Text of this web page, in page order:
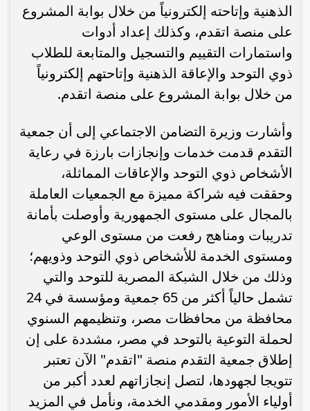
الذهنية وإتاحته إلكترونياً من خلال بوابة المشروع
على منصة اتقدم، وكذلك إعداد أدوات
واستمارات التقييم والتسجيل والمتابعة للطلاب
ذوي التوحد والإعاقة الذهنية وإتاحتهم إلكترونياً
من خلال بوابة المشروع على منصة اتقدم.
وأشارت وزيرة التضامن الاجتماعي إلى أن جمعية
التقدم قدمت خدمات وإنجازات بارزة في رعاية
الأشخاص ذوي التوحد والإعاقات المماثلة،
وحققت فيه شراكة مميزة مع الجمعيات العاملة
بالمجال على مستوى الجمهورية وأوصلت بأمانة
تدريبات ومناهج رفعت من مستوى الوعي
ومستوى الخدمة للأشخاص ذوي التوحد وذويهم؛
وذلك من خلال الشبكة المصرية للتوحد والتي
تشمل حالياً أكثر من 65 جمعية ومؤسسة في 24
محافظة من محافظات مصر، وتنظيمهم السنوي
لحملة التوعية بالتوحد في مصر، مشددة على إن
إطلاق جمعية التقدم منصة "اتقدم" الآن تعتبر
تتويجا لجهودها، لتصل إنجازاتهم لعدد أكبر من
أولياء الأمور ومقدمي الخدمة، ونأمل في المزيد